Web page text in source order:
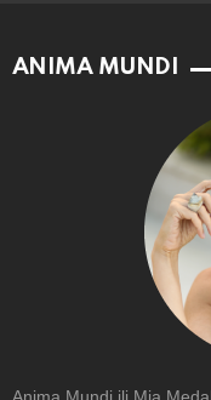
ANIMA MUNDI